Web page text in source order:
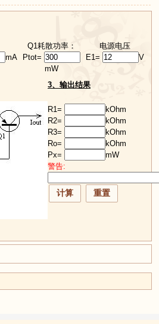
mA
Q1耗散功率：
Ptot=
mW
电源电压
E1=
V
3、输出结果
R1=
kOhm
R2=
kOhm
R3=
kOhm
Ro=
kOhm
Px=
mW
警告: